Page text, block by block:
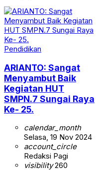
Pendidikan
ARIANTO: Sangat
Menyambut Baik
Kegiatan HUT
SMPN.7 Sungai Raya
Ke- 25.
calendar_month
Selasa, 19 Nov 2024
account_circle
Redaksi Pagi
visibility260